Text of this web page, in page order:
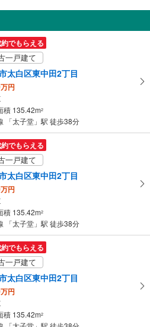
太白区東中田2丁目
円
積 136.6m
「太子堂」駅 徒歩31分
でもらえる
一戸建て
太白区東中田2丁目
円
積 135.42m2
「太子堂」駅 徒歩38分
でもらえる
一戸建て
太白区東中田2丁目
円
積 135.42m2
「太子堂」駅 徒歩38分
でもらえる
一戸建て
太白区東中田2丁目
円
積 135.42m2